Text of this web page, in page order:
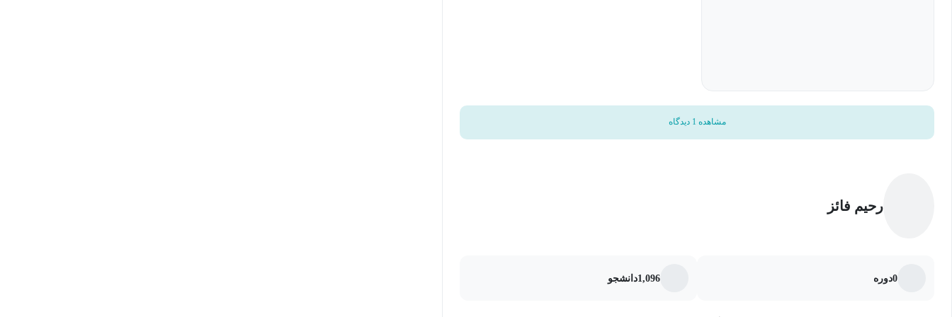
ايزوله
الکترونیک (درس کارشناسی) می‌باشد.
مشاهده 1 دیدگاه
رحیم فائز
0دوره 1,096دانشجو